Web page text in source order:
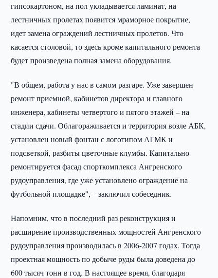
гипсокартоном, на пол укладывается ламинат, на
лестничных пролетах появится мраморное покрытие,
идет замена ограждений лестничных пролетов. Что
касается столовой, то здесь кроме капитального ремонта
будет произведена полная замена оборудования.
"В общем, работа у нас в самом разгаре. Уже завершен
ремонт приемной, кабинетов директора и главного
инженера, кабинеты четвертого и пятого этажей – на
стадии сдачи. Облагораживается и территория возле АБК,
установлен новый фонтан с логотипом АГМК и
подсветкой, разбиты цветочные клумбы. Капитально
ремонтируется фасад спорткомплекса Ангренского
рудоуправления, где уже установлено ограждение на
футбольной площадке", – заключил собеседник.
Напомним, что в последний раз реконструкция и
расширение производственных мощностей Ангренского
рудоуправления производилась в 2006-2007 годах. Тогда
проектная мощность по добыче руды была доведена до
600 тысяч тонн в год. В настоящее время, благодаря